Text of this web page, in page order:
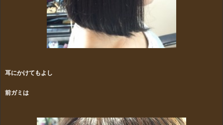
耳にかけてもよし
前ガミは